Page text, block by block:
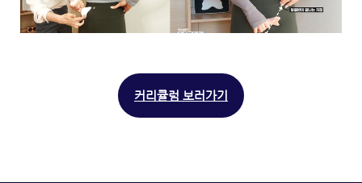
커리큘럼 보러가기